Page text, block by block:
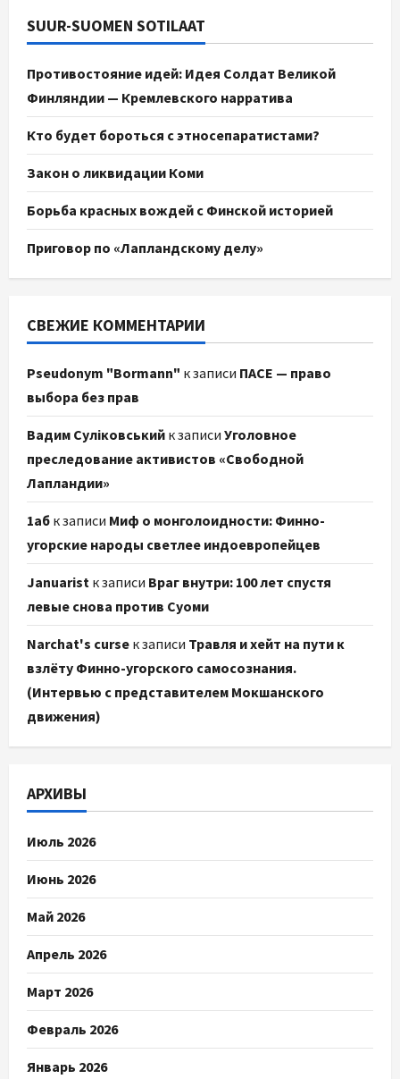
SUUR-SUOMEN SOTILAAT
Противостояние идей: Идея Солдат Великой
Финляндии — Кремлевского нарратива
Кто будет бороться с этносепаратистами?
Закон о ликвидации Коми
Борьба красных вождей с Финской историей
Приговор по «Лапландскому делу»
СВЕЖИЕ КОММЕНТАРИИ
Pseudonym "Bormann" к записи ПАСЕ — право
выбора без прав
Вадим Суліковський к записи Уголовное
преследование активистов «Свободной
Лапландии»
1аб к записи Миф о монголоидности: Финно-
угорские народы светлее индоевропейцев
Januarist к записи Враг внутри: 100 лет спустя
левые снова против Суоми
Narchat's curse к записи Травля и хейт на пути к
взлёту Финно-угорского самосознания.
(Интервью с представителем Мокшанского
движения)
АРХИВЫ
Июль 2026
Июнь 2026
Май 2026
Апрель 2026
Март 2026
Февраль 2026
Январь 2026